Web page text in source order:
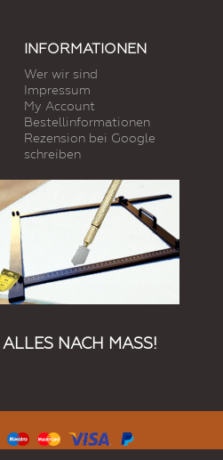
INFORMATIONEN
Wer wir sind
Impressum
My Account
Bestellinformationen
Rezension bei Google
schreiben
NACH MASS!
Alle Rechte vorbehalten.